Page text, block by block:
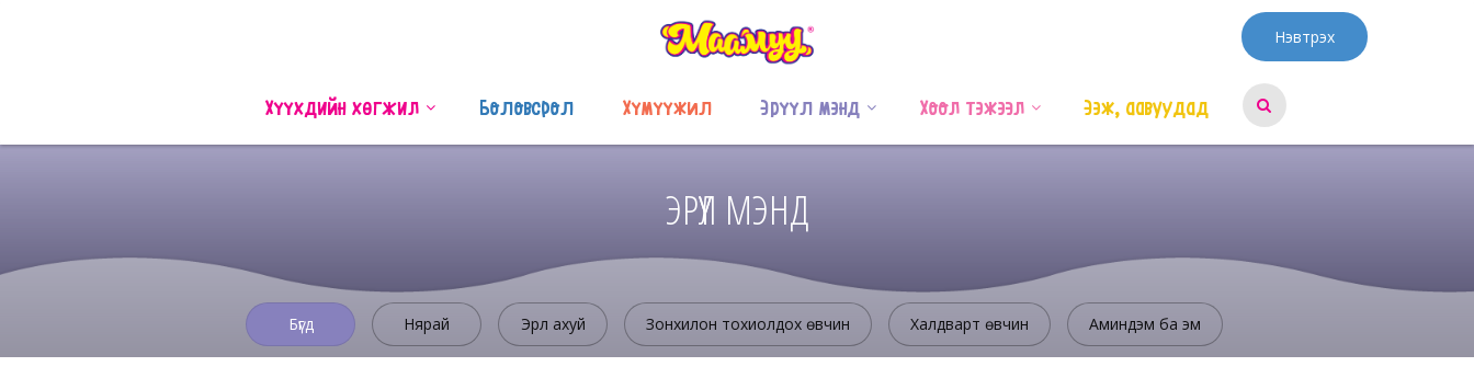
Нэвтрэх
Хүүхдийн хөгжил Боловсрол Хүмүүжил Эрүүл мэнд Хоол тэжээл Ээж, аавуудад
ЭРҮҮЛ МЭНД
Бүгд Нярай Эрүүл ахуй Зонхилон тохиолдох өвчин Халдварт өвчин Аминдэм ба эм